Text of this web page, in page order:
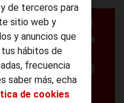
de terceros para
sitio web y
y anuncios que
hábitos de
frecuencia
saber más, echa
de cookies